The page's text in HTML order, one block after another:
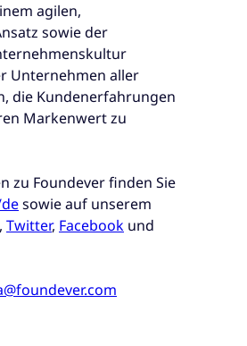
agilen,
sowie der
Unternehmen aller
die Kundenerfahrungen
Markenwert zu
zu Foundever finden Sie
sowie auf unserem
, Twitter, Facebook und